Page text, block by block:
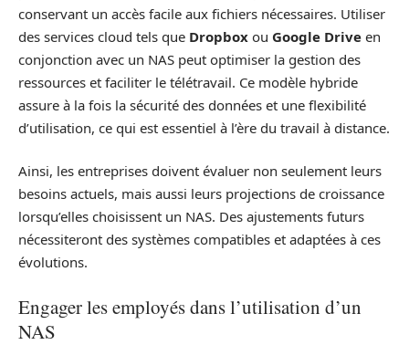
conservant un accès facile aux fichiers nécessaires. Utiliser
des services cloud tels que Dropbox ou Google Drive en
conjonction avec un NAS peut optimiser la gestion des
ressources et faciliter le télétravail. Ce modèle hybride
assure à la fois la sécurité des données et une flexibilité
d’utilisation, ce qui est essentiel à l’ère du travail à distance.
Ainsi, les entreprises doivent évaluer non seulement leurs
besoins actuels, mais aussi leurs projections de croissance
lorsqu’elles choisissent un NAS. Des ajustements futurs
nécessiteront des systèmes compatibles et adaptées à ces
évolutions.
Engager les employés dans l’utilisation d’un
NAS